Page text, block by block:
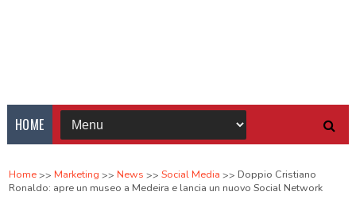
HOME
Home Marketing News Social Media
Doppio Cristiano
Ronaldo: apre un museo a Medeira e lancia un nuovo Social Network